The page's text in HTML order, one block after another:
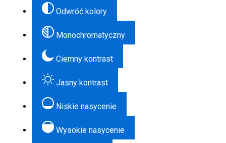
Odwróć kolory
Monochromatyczny
Ciemny kontrast
Jasny kontrast
Niskie nasycenie
Wysokie nasycenie